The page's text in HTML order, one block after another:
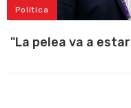
Política
"La pelea va a